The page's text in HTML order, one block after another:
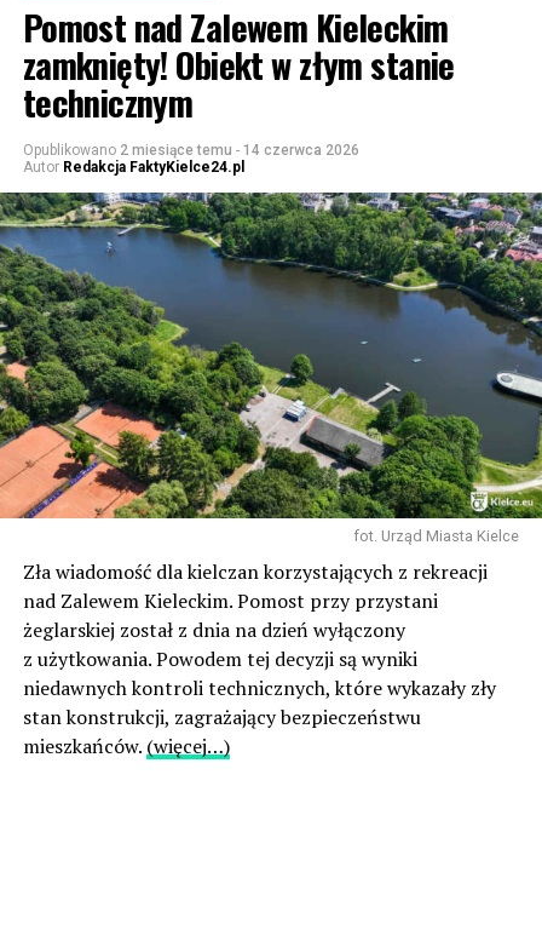
Pomost nad Zalewem Kieleckim
zamknięty! Obiekt w złym stanie
technicznym
Opublikowano 2 miesiące temu - 14 czerwca 2026
Autor Redakcja FaktyKielce24.pl
fot. Urząd Miasta Kielce
Zła wiadomość dla kielczan korzystających z rekreacji
nad Zalewem Kieleckim. Pomost przy przystani
żeglarskiej został z dnia na dzień wyłączony
z użytkowania. Powodem tej decyzji są wyniki
niedawnych kontroli technicznych, które wykazały zły
stan konstrukcji, zagrażający bezpieczeństwu
mieszkańców. (więcej…)